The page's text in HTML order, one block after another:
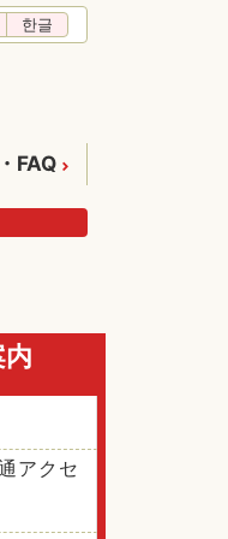
한글
FAQ
アクセ